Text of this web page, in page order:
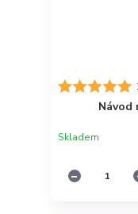
Návod
Skladem